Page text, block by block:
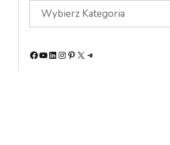
Facebook
YouTube
LinkedIn
Instagram
Pinterest
X Telegram